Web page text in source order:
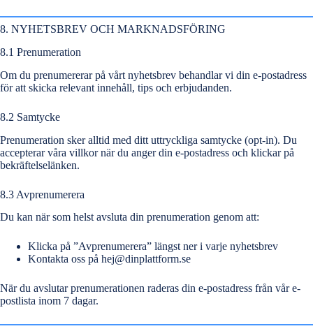
8. NYHETSBREV OCH MARKNADSFÖRING
8.1 Prenumeration
Om du prenumererar på vårt nyhetsbrev behandlar vi din e-postadress
för att skicka relevant innehåll, tips och erbjudanden.
8.2 Samtycke
Prenumeration sker alltid med ditt uttryckliga samtycke (opt-in). Du
accepterar våra villkor när du anger din e-postadress och klickar på
bekräftelselänken.
8.3 Avprenumerera
Du kan när som helst avsluta din prenumeration genom att:
Klicka på ”Avprenumerera” längst ner i varje nyhetsbrev
Kontakta oss på hej@dinplattform.se
När du avslutar prenumerationen raderas din e-postadress från vår e-
postlista inom 7 dagar.